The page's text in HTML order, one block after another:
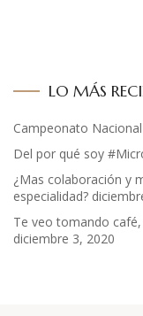
LO MÁS
Campeonato
Del por qué soy
¿Mas colaboración y
especialidad?
Te veo tomando
diciembre 3, 2020